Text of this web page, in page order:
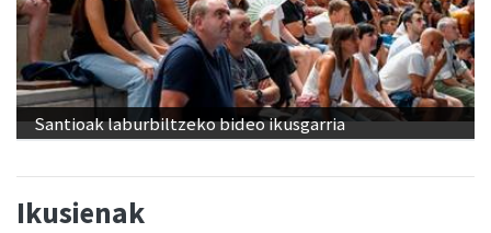
Santioak laburbiltzeko bideo ikusgarria
Ikusienak